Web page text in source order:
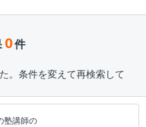
0件
。条件を変えて再検索して
塾講師の